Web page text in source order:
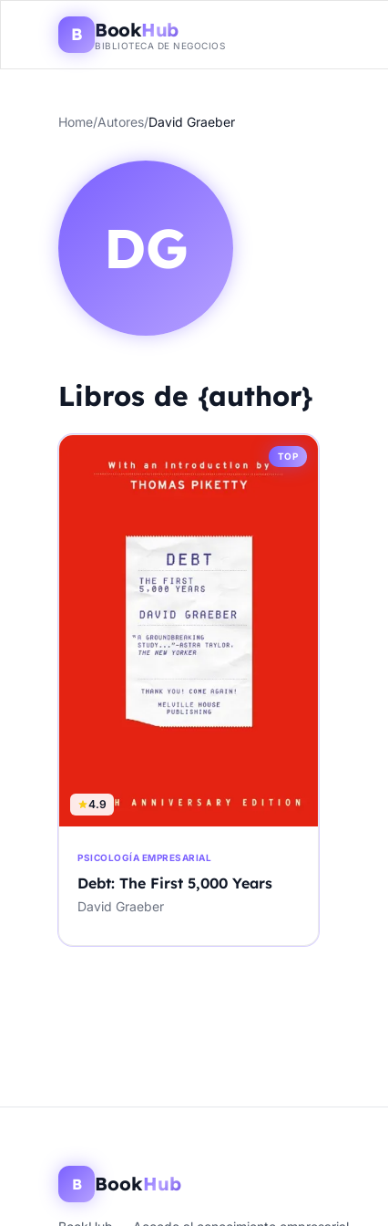
B BookHub
BIBLIOTECA DE NEGOCIOS
Home/Autores/David Graeber
DG
Libros de {author}
TOP
4.9
PSICOLOGÍA EMPRESARIAL
Debt: The First 5,000 Years
David Graeber
B BookHub